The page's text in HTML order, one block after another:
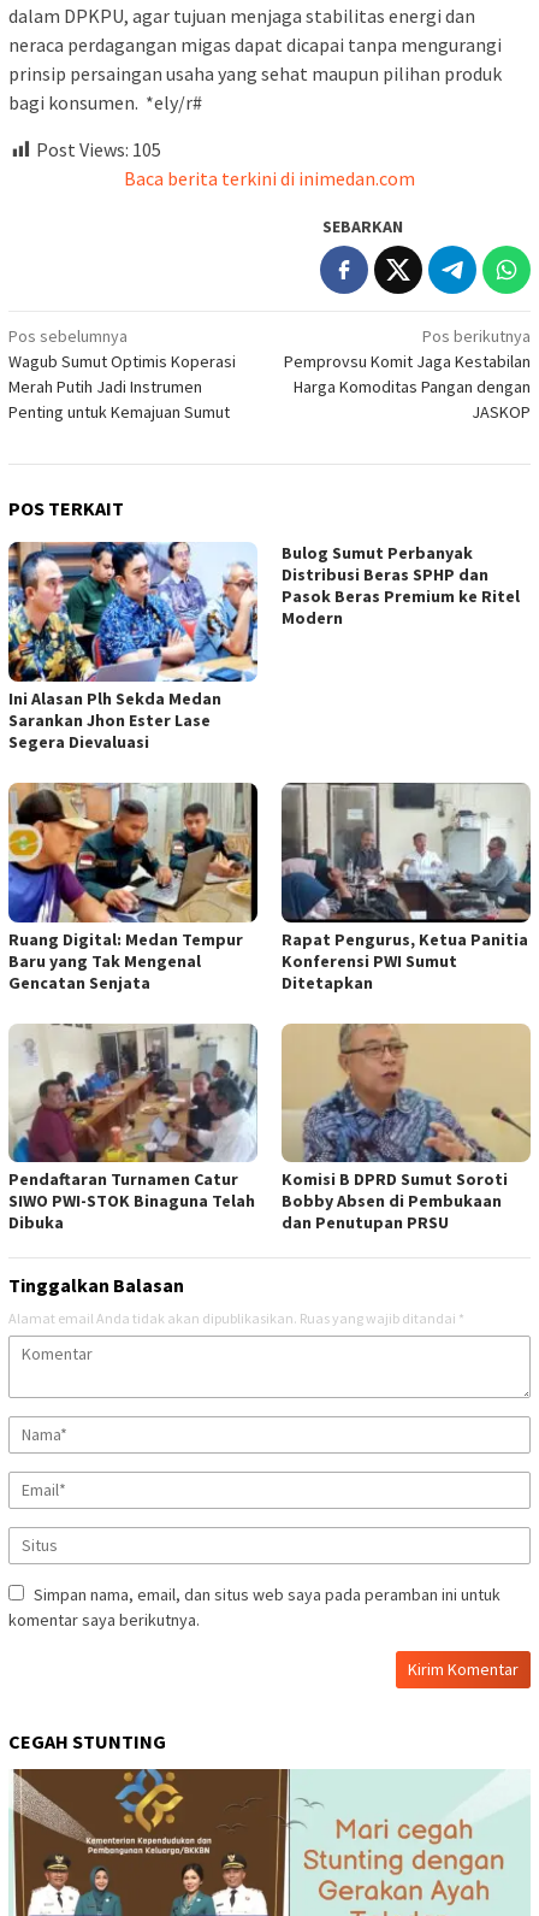
dalam DPKPU, agar tujuan menjaga stabilitas energi dan
neraca perdagangan migas dapat dicapai tanpa mengurangi
prinsip persaingan usaha yang sehat maupun pilihan produk
bagi konsumen. *ely/r#
Post Views: 105
Baca berita terkini di inimedan.com
SEBARKAN
Navigasi
pos
Pos sebelumnya
Wagub Sumut Optimis Koperasi
Merah Putih Jadi Instrumen
Penting untuk Kemajuan Sumut
Pos berikutnya
Pemprovsu Komit Jaga Kestabilan
Harga Komoditas Pangan dengan
JASKOP
POS TERKAIT
Ini Alasan Plh Sekda Medan
Sarankan Jhon Ester Lase
Segera Dievaluasi
Bulog Sumut Perbanyak
Distribusi Beras SPHP dan
Pasok Beras Premium ke Ritel
Modern
Ruang Digital: Medan Tempur
Baru yang Tak Mengenal
Gencatan Senjata
Rapat Pengurus, Ketua Panitia
Konferensi PWI Sumut
Ditetapkan
Pendaftaran Turnamen Catur
SIWO PWI-STOK Binaguna Telah
Dibuka
Komisi B DPRD Sumut Soroti
Bobby Absen di Pembukaan
dan Penutupan PRSU
Tinggalkan Balasan
Alamat email Anda tidak akan dipublikasikan. Ruas yang wajib ditandai *
Simpan nama, email, dan situs web saya pada peramban ini untuk
komentar saya berikutnya.
CEGAH STUNTING